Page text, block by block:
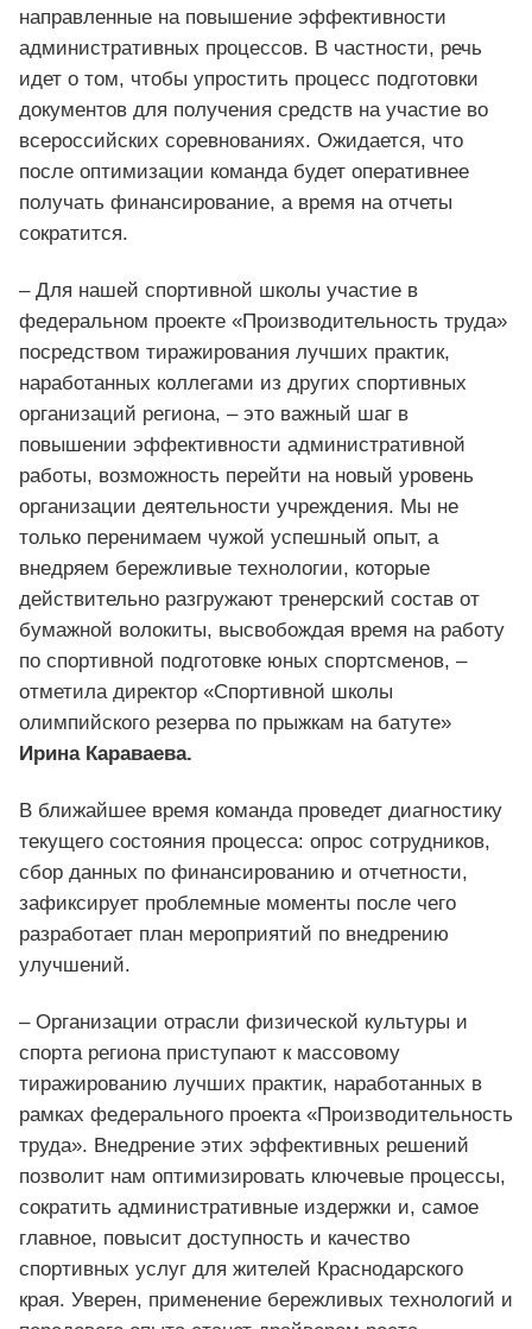
направленные на повышение эффективности
административных процессов. В частности, речь
идет о том, чтобы упростить процесс подготовки
документов для получения средств на участие во
всероссийских соревнованиях. Ожидается, что
после оптимизации команда будет оперативнее
получать финансирование, а время на отчеты
сократится.
– Для нашей спортивной школы участие в
федеральном проекте «Производительность труда»
посредством тиражирования лучших практик,
наработанных коллегами из других спортивных
организаций региона, – это важный шаг в
повышении эффективности административной
работы, возможность перейти на новый уровень
организации деятельности учреждения. Мы не
только перенимаем чужой успешный опыт, а
внедряем бережливые технологии, которые
действительно разгружают тренерский состав от
бумажной волокиты, высвобождая время на работу
по спортивной подготовке юных спортсменов, –
отметила директор «Спортивной школы
олимпийского резерва по прыжкам на батуте»
Ирина Караваева.
В ближайшее время команда проведет диагностику
текущего состояния процесса: опрос сотрудников,
сбор данных по финансированию и отчетности,
зафиксирует проблемные моменты после чего
разработает план мероприятий по внедрению
улучшений.
– Организации отрасли физической культуры и
спорта региона приступают к массовому
тиражированию лучших практик, наработанных в
рамках федерального проекта «Производительность
труда». Внедрение этих эффективных решений
позволит нам оптимизировать ключевые процессы,
сократить административные издержки и, самое
главное, повысит доступность и качество
спортивных услуг для жителей Краснодарского
края. Уверен, применение бережливых технологий и